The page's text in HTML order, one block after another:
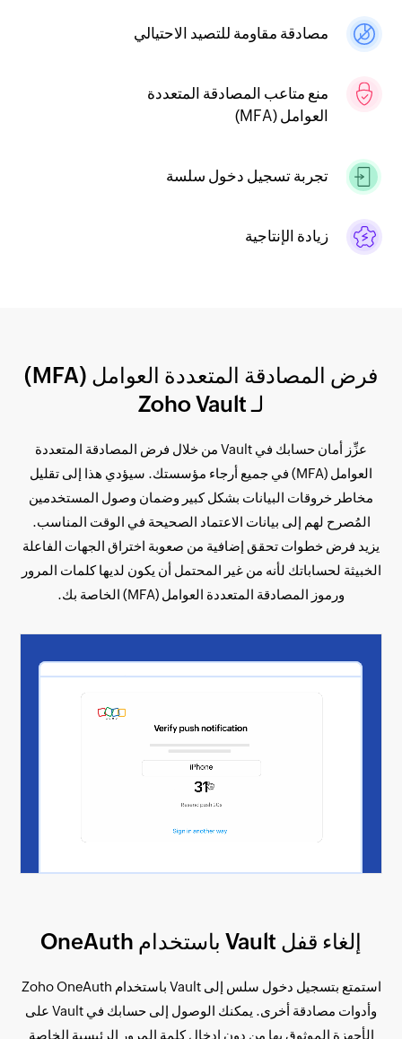
مصادقة مقاومة للتصيد الاحتيالي
منع متاعب المصادقة المتعددة
العوامل (MFA)
تجربة تسجيل دخول سلسة
زيادة الإنتاجية
فرض المصادقة المتعددة العوامل (MFA)
لـ Zoho Vault
عزِّز أمان حسابك في Vault من خلال فرض المصادقة المتعددة
العوامل (MFA) في جميع أرجاء مؤسستك. سيؤدي هذا إلى تقليل
مخاطر خروقات البيانات بشكل كبير وضمان وصول المستخدمين
المُصرح لهم إلى بيانات الاعتماد الصحيحة في الوقت المناسب.
يزيد فرض خطوات تحقق إضافية من صعوبة اختراق الجهات الفاعلة
الخبيثة لحساباتك لأنه من غير المحتمل أن يكون لديها كلمات المرور
ورموز المصادقة المتعددة العوامل (MFA) الخاصة بك.
إلغاء قفل Vault باستخدام OneAuth
استمتع بتسجيل دخول سلس إلى Vault باستخدام Zoho OneAuth
وأدوات مصادقة أخرى. يمكنك الوصول إلى حسابك في Vault على
الأجهزة الموثوق بها من دون إدخال كلمة المرور الرئيسية الخاصة